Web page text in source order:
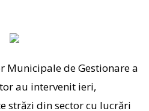
de Gestionare a
au intervenit ieri,
străzi din sector cu lucrări